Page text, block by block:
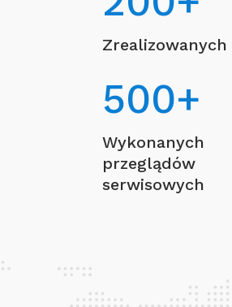
Zrealizowanych
500+
Wykonanych
przeglądów
serwisowych